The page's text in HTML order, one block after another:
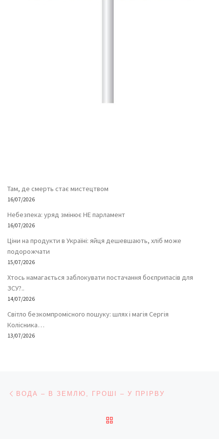
Там, де смерть стає мистецтвом
16/07/2026
Небезпека: уряд змінює НЕ парламент
16/07/2026
Ціни на продукти в Україні: яйця дешевшають, хліб може
подорожчати
15/07/2026
Хтось намагається заблокувати постачання боєприпасів для
ЗСУ?..
14/07/2026
Світло безкомпромісного пошуку: шлях і магія Сергія
Колісника…
13/07/2026
Навігація записів
ВОДА – В ЗЕМЛЮ, ГРОШІ – У ПРІРВУ